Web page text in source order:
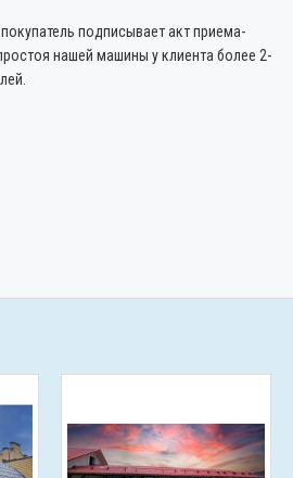
подписывает акт приема-
нашей машины у клиента более 2-